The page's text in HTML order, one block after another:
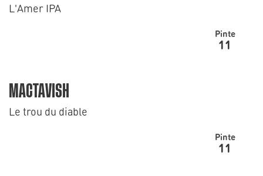
L'Amer IPA
Pinte
11
MACTAVISH
Le trou du diable
Pinte
11